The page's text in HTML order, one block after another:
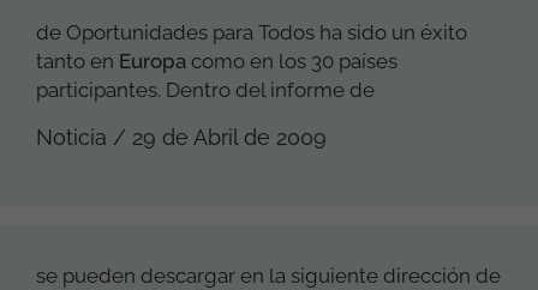
de Oportunidades para Todos ha sido un éxito
tanto en Europa como en los 30 países
participantes. Dentro del informe de
Noticia / 29 de Abril de 2009
se pueden descargar en la siguiente dirección de